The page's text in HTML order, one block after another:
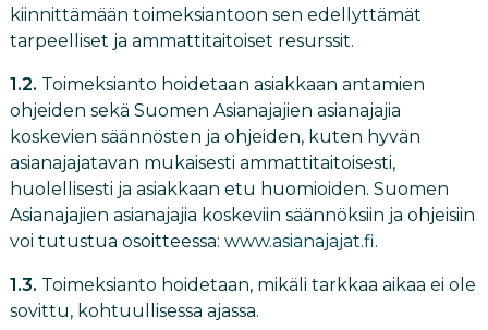
kiinnittämään toimeksiantoon sen edellyttämät
tarpeelliset ja ammattitaitoiset resurssit.
1.2. Toimeksianto hoidetaan asiakkaan antamien
ohjeiden sekä Suomen Asianajajien asianajajia
koskevien säännösten ja ohjeiden, kuten hyvän
asianajajatavan mukaisesti ammattitaitoisesti,
huolellisesti ja asiakkaan etu huomioiden. Suomen
Asianajajien asianajajia koskeviin säännöksiin ja ohjeisiin
voi tutustua osoitteessa: www.asianajajat.fi.
1.3. Toimeksianto hoidetaan, mikäli tarkkaa aikaa ei ole
sovittu, kohtuullisessa ajassa.